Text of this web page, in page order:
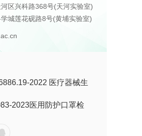
区兴科路368号(天河实验室)
城莲花砚路8号(黄埔实验室)
2022 医疗器械生
表征内容及方法
2023医用防护口罩检
测项目